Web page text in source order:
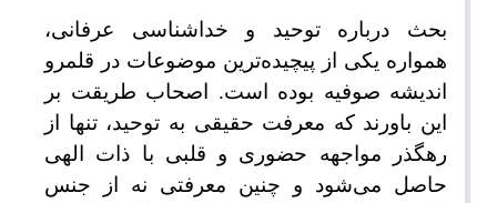
بحث درباره توحید و خداشناسی عرفانی،
همواره یکی از پیچیده‌ترین موضوعات در قلمرو
اندیشه صوفیه بوده است. اصحاب طریقت بر
این باورند که معرفت حقیقی به توحید، تنها از
رهگذر مواجهه حضوری و قلبی با ذات الهی
حاصل می‌شود و چنین معرفتی نه از جنس